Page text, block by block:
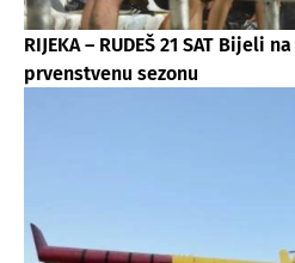
RIJEKA – RUDEŠ 21 SAT Bijeli
prvenstvenu sezonu